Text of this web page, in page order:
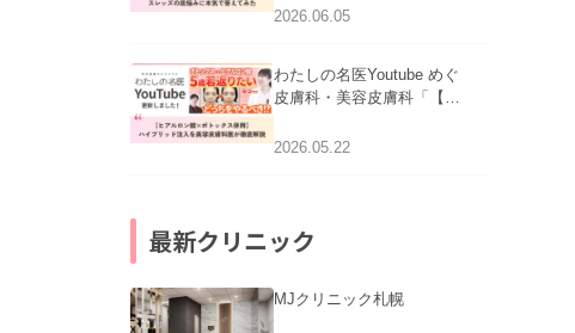
ッズの肌悩みに本気で答え
2026.06.05
わたしの名医Youtube めぐ
皮膚科・美容皮膚科「【ヒ
用】ハイブリッド注入を美
2026.05.22
最新クリニック
MJクリニック札幌